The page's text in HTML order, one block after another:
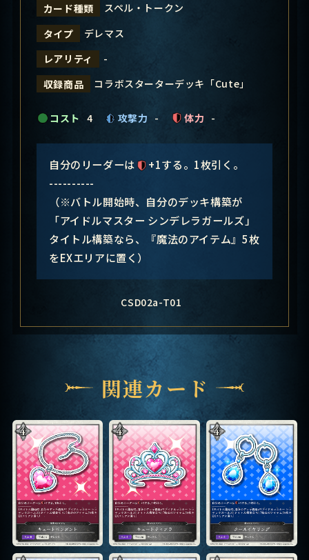
カード種類
スペル・トークン
タイプ
デレマス
レアリティ
-
収録商品
コラボスターターデッキ「Cute」
コスト 4 攻撃力 - 体力 -
自分のリーダーは
+1する。1枚引く。
----------
（※バトル開始時、自分のデッキ構築が
「アイドルマスター シンデレラガールズ」
タイトル構築なら、『魔法のアイテム』5枚
をEXエリアに置く）
CSD02a-T01
関連カード